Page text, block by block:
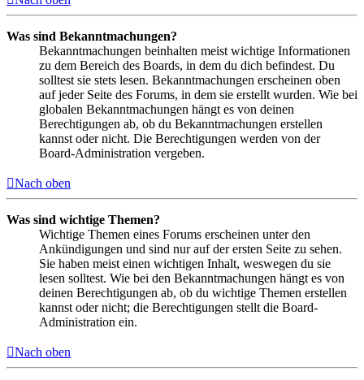
Was sind Bekanntmachungen?
Bekanntmachungen beinhalten meist wichtige Informationen
zu dem Bereich des Boards, in dem du dich befindest. Du
solltest sie stets lesen. Bekanntmachungen erscheinen oben
auf jeder Seite des Forums, in dem sie erstellt wurden. Wie bei
globalen Bekanntmachungen hängt es von deinen
Berechtigungen ab, ob du Bekanntmachungen erstellen
kannst oder nicht. Die Berechtigungen werden von der
Board-Administration vergeben.
Nach oben
Was sind wichtige Themen?
Wichtige Themen eines Forums erscheinen unter den
Ankündigungen und sind nur auf der ersten Seite zu sehen.
Sie haben meist einen wichtigen Inhalt, weswegen du sie
lesen solltest. Wie bei den Bekanntmachungen hängt es von
deinen Berechtigungen ab, ob du wichtige Themen erstellen
kannst oder nicht; die Berechtigungen stellt die Board-
Administration ein.
Nach oben